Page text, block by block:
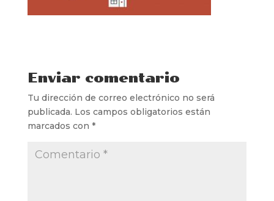
Enviar comentario
Tu dirección de correo electrónico no será
publicada. Los campos obligatorios están
marcados con *